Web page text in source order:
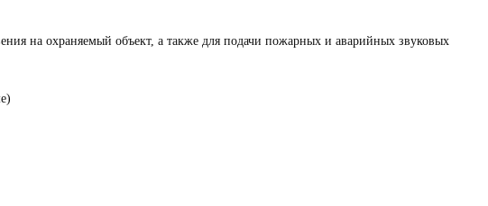
на охраняемый объект, а также для подачи пожарных и аварийных звуковых